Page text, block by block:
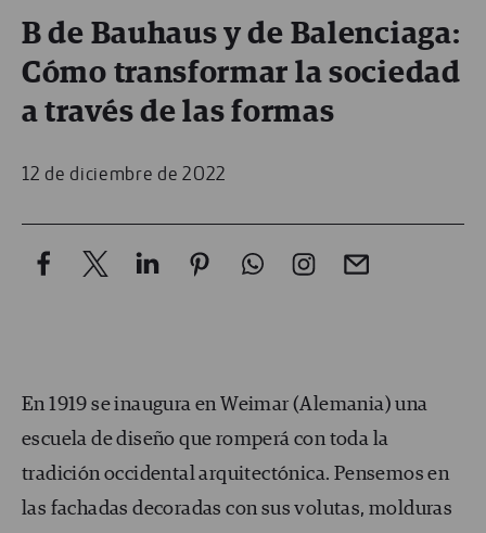
B de Bauhaus y de Balenciaga:
Cómo transformar la sociedad
a través de las formas
12 de diciembre de 2022
En 1919 se inaugura en Weimar (Alemania) una
escuela de diseño que romperá con toda la
tradición occidental arquitectónica. Pensemos en
las fachadas decoradas con sus volutas, molduras